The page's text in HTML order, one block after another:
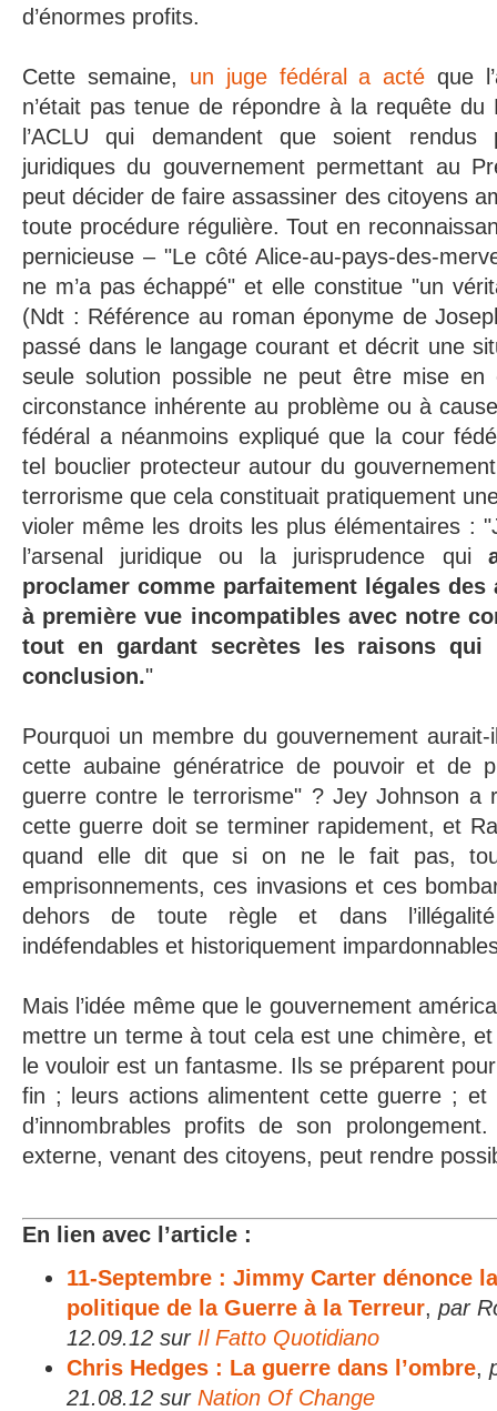
d’énormes profits.
Cette semaine, un juge fédéral a acté que
n’était pas tenue de répondre à la requête du
l’ACLU qui demandent que soient rendus
juridiques du gouvernement permettant au
peut décider de faire assassiner des citoyens
toute procédure régulière. Tout en
pernicieuse – "Le côté Alice-au-pays-des-
ne m’a pas échappé" et elle constitue "un
(Ndt : Référence au roman éponyme de
passé dans le langage courant et décrit une
seule solution possible ne peut être mise
circonstance inhérente au problème ou à
fédéral a néanmoins expliqué que la cour
tel bouclier protecteur autour du
terrorisme que cela constituait pratiquement
violer même les droits les plus élémentaires :
l’arsenal juridique ou la jurisprudence qui
proclamer comme parfaitement légales
à première vue incompatibles avec notre
tout en gardant secrètes les raisons qui
conclusion."
Pourquoi un membre du gouvernement
cette aubaine génératrice de pouvoir et de
guerre contre le terrorisme" ? Jey Johnson a
cette guerre doit se terminer rapidement, et
quand elle dit que si on ne le fait pas,
emprisonnements, ces invasions et ces
dehors de toute règle et dans
indéfendables et historiquement
Mais l’idée même que le gouvernement
mettre un terme à tout cela est une chimère, et
le vouloir est un fantasme. Ils se préparent
fin ; leurs actions alimentent cette guerre ; et
d’innombrables profits de son
externe, venant des citoyens, peut rendre
En lien avec l’article :
11-Septembre : Jimmy Carter dénonce
politique de la Guerre à la Terreur, par
12.09.12 sur Il Fatto Quotidiano
Chris Hedges : La guerre dans l’ombre,
21.08.12 sur Nation Of Change